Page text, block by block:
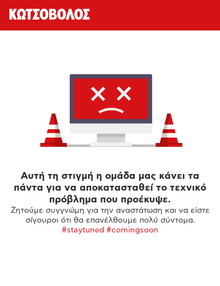
Αυτή τη στιγμή η ομάδα μας κάνει τα
πάντα για να αποκατασταθεί το τεχνικό
πρόβλημα που προέκυψε.
Ζητούμε συγγνώμη για την αναστάτωση και να είστε
σίγουροι ότι θα επανέλθουμε πολύ σύντομα.
#staytuned #comingsoon